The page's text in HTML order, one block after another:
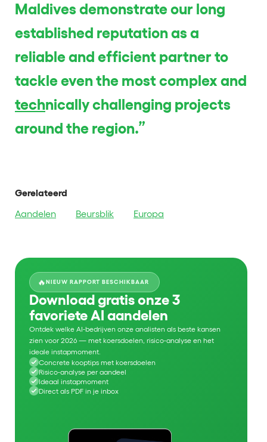
Maldives demonstrate our long
established reputation as a
reliable and efficient partner to
tackle even the most complex and
technically challenging projects
around the region.”
Gerelateerd
Aandelen
Beursblik Europa
🔥NIEUW RAPPORT BESCHIKBAAR
Download gratis onze 3
favoriete AI aandelen
Ontdek welke AI-bedrijven onze analisten als beste kansen
zien voor 2026 — met koersdoelen, risico-analyse en het
ideale instapmoment.
Concrete kooptips met koersdoelen
Risico-analyse per aandeel
Ideaal instapmoment
Direct als PDF in je inbox